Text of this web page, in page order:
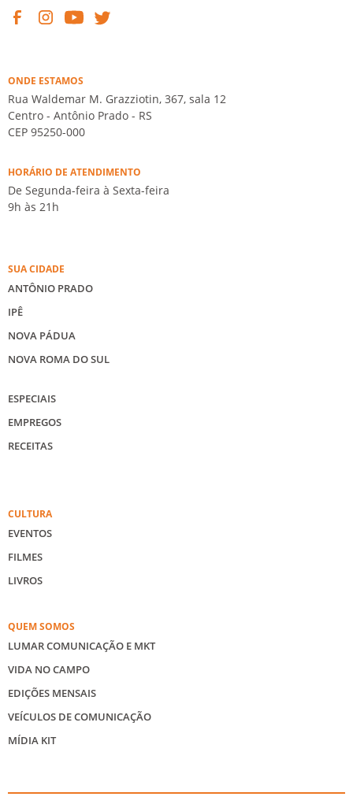
ONDE ESTAMOS
Rua Waldemar M. Grazziotin, 367, sala 12
Centro - Antônio Prado - RS
CEP 95250-000
HORÁRIO DE ATENDIMENTO
De Segunda-feira à Sexta-feira
9h às 21h
SUA CIDADE
ANTÔNIO PRADO
IPÊ
NOVA PÁDUA
NOVA ROMA DO SUL
ESPECIAIS
EMPREGOS
RECEITAS
CULTURA
EVENTOS
FILMES
LIVROS
QUEM SOMOS
LUMAR COMUNICAÇÃO E MKT
VIDA NO CAMPO
EDIÇÕES MENSAIS
VEÍCULOS DE COMUNICAÇÃO
MÍDIA KIT